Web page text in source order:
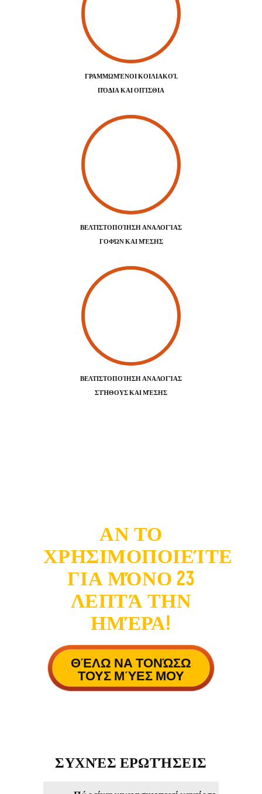
ΓΡΑΜΜΩΜΈΝΟΙ ΚΟΙΛΙΑΚΟΊ,
ΠΌΔΙΑ ΚΑΙ ΟΠΊΣΘΙΑ
ΒΕΛΤΙΣΤΟΠΟΊΗΣΗ ΑΝΑΛΟΓΊΑΣ
ΓΟΦΏΝ ΚΑΙ ΜΈΣΗΣ
ΒΕΛΤΙΣΤΟΠΟΊΗΣΗ ΑΝΑΛΟΓΊΑΣ
ΣΤΉΘΟΥΣ ΚΑΙ ΜΈΣΗΣ
ΑΝ ΤΟ
ΧΡΗΣΙΜΟΠΟΙΕΊΤΕ
ΓΙΑ ΜΌΝΟ 23
ΛΕΠΤΆ ΤΗΝ
ΗΜΈΡΑ!
ΘΈΛΩ ΝΑ ΤΟΝΏΣΩ
ΤΟΥΣ ΜΎΕΣ ΜΟΥ
ΣΥΧΝΈΣ ΕΡΩΤΉΣΕΙΣ